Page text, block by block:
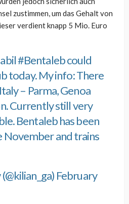
zustimmen, um das Gehalt von
verdient knapp 5 Mio. Euro
#Bentalebcould
today. My info: There
– Parma, Genoa
Currently still very
Bentaleb has been
November and trains
February